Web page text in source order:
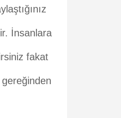
İnsanlara
fakat